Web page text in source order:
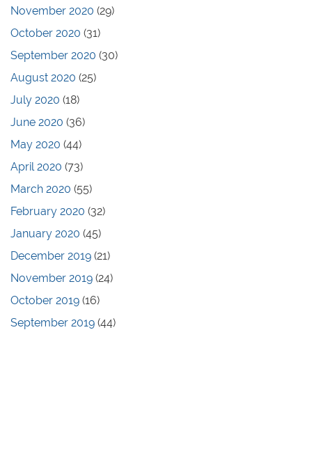
November 2020 (29)
October 2020 (31)
September 2020 (30)
August 2020 (25)
July 2020 (18)
June 2020 (36)
May 2020 (44)
April 2020 (73)
March 2020 (55)
February 2020 (32)
January 2020 (45)
December 2019 (21)
November 2019 (24)
October 2019 (16)
September 2019 (44)